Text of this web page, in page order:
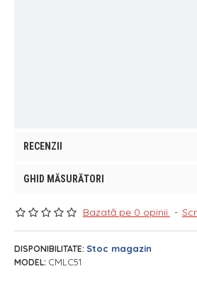
RECENZII
GHID MĂSURĂTORI
Bazată pe 0 opinii. -
DISPONIBILITATE: Stoc magazin
MODEL: CMLC51